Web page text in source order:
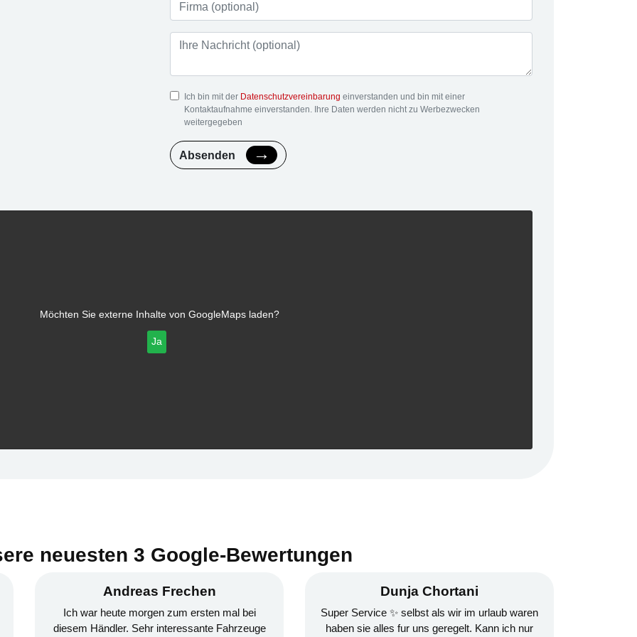
Ich bin mit der Datenschutzvereinbarung einverstanden und bin mit einer
Kontaktaufnahme einverstanden. Ihre Daten werden nicht zu Werbezwecken
weitergegeben
Absenden
Möchten Sie externe Inhalte von GoogleMapsladen?
Ja
neuesten 3 Google-Bewertungen
morgen zum ersten mal bei
Sehr interessante Fahrzeuge
Super Service ✨ selbst als wir im urlaub waren
haben sie alles fur uns geregelt. Kann ich nur